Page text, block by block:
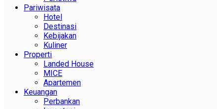
Pariwisata
Hotel
Destinasi
Kebijakan
Kuliner
Properti
Landed House
MICE
Apartemen
Keuangan
Perbankan